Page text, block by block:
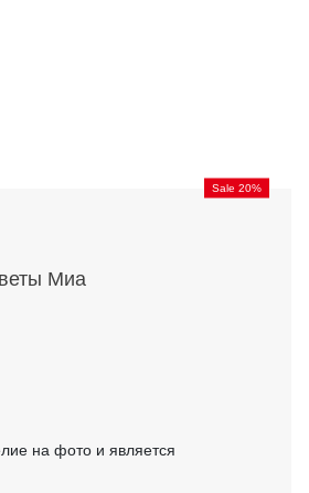
Sale 20%
Миа
на фото и является